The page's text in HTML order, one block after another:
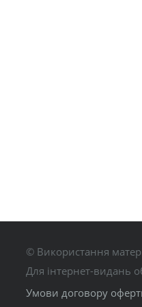
© Використання
Для інтернет-видань
Умови договору